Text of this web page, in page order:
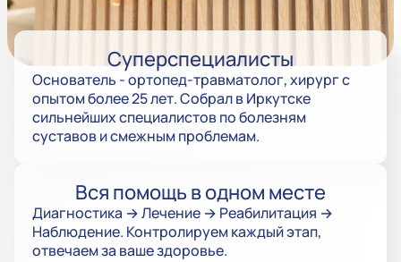
Суперспециалисты
Основатель - ортопед-травматолог, хирург с
опытом более 25 лет. Собрал в Иркутске
сильнейших специалистов по болезням
суставов и смежным проблемам.
Вся помощь в одном месте
Диагностика → Лечение → Реабилитация →
Наблюдение. Контролируем каждый этап,
отвечаем за ваше здоровье.